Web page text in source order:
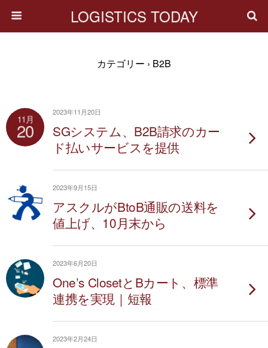
LOGISTICS TODAY
カテゴリー › B2B
11月
20
2023年11月20日
SGシステム、B2B請求のカー
ド払いサービスを提供
2023年9月15日
アスクルがBtoB通販の送料を
値上げ、10月末から
2023年6月20日
One’s ClosetとBカート、標準
連携を実現｜短報
2023年2月24日